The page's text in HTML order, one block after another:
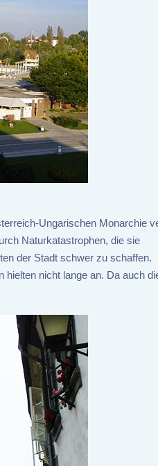
Ungarischen Monarchie
Naturkatastrophen, die sie
der Stadt schwer zu schaffen.
hielten nicht lange an. Da auch